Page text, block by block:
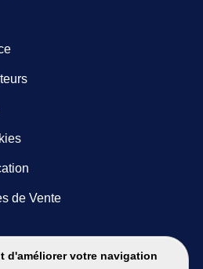
d'améliorer votre navigation
de Vente